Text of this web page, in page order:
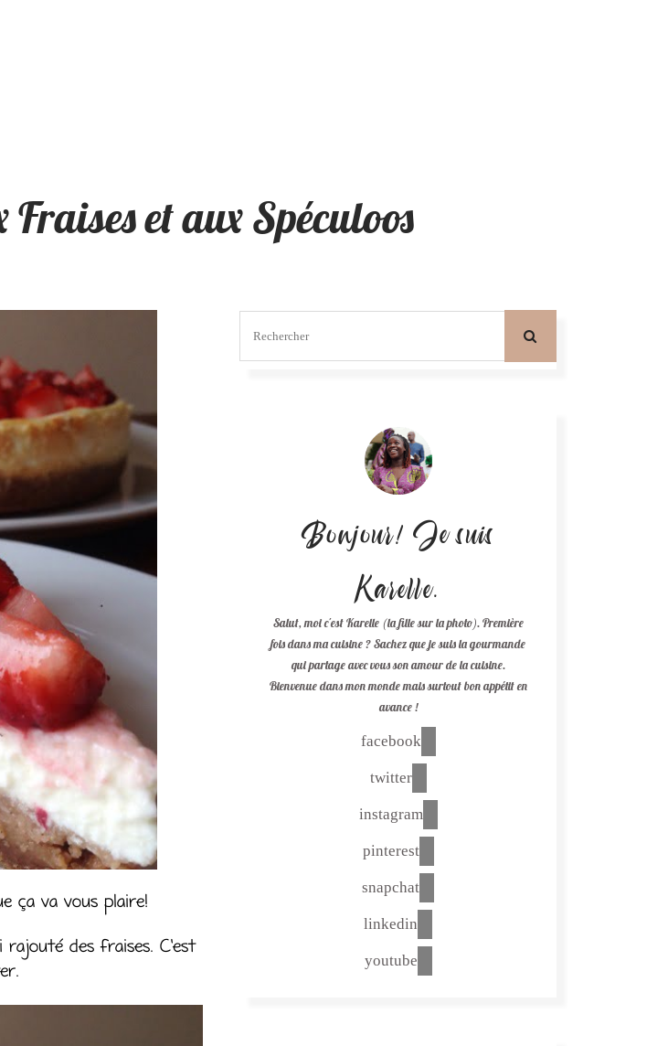
Fraises et aux Spéculoos
ça va vous plaire!
rajouté des fraises. C’est
Bonjour! Je suis
Karelle.
Salut, moi c'est Karelle (la fille sur la photo). Première
fois dans ma cuisine ? Sachez que je suis la gourmande
qui partage avec vous son amour de la cuisine.
Bienvenue dans mon monde mais surtout bon appétit en
avance !
facebook
twitter
instagram
pinterest
snapchat
linkedin
youtube